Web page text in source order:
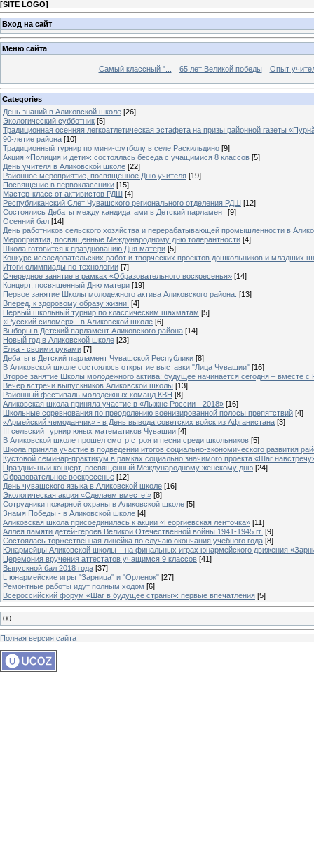
[SITE LOGO]
Вход на сайт
Меню сайта
Самый классный "... 65 лет Великой победы Опыт
Categories
День знаний в Аликовской школе [26]
Экологический субботник [5]
Традиционная осенняя легкоатлетическая эстафета на призы районной газеты
90-летие района [10]
Традиционный турнир по мини-футболу в селе Раскильдино [9]
Акция «Полиция и дети»: состоялась беседа с учащимися 8 классов [5]
День учителя в Аликовской школе [22]
Районное мероприятие, посвященное Дню учителя [19]
Посвящение в первоклассники [15]
Мастер-класс от активистов РДШ [4]
Республиканский Слет Чувашского регионального отделения РДШ [12]
Состоялись Дебаты между кандидатами в Детский парламент [9]
Осенний бал [14]
День работников сельского хозяйства и перерабатывающей промышленности в
Мероприятия, посвященные Международному дню толерантности [4]
Школа готовится к празднованию Дня матери [5]
Конкурс исследовательских работ и творческих проектов дошкольников и младших
Итоги олимпиады по технологии [7]
Очередное занятие в рамках «Образовательного воскресенья» [14]
Концерт, посвященный Дню матери [19]
Первое занятие Школы молодежного актива Аликовского района. [13]
Вперед, к здоровому образу жизни! [4]
Первый школьный турнир по классическим шахматам [5]
«Русский силомер» - в Аликовской школе [6]
Выборы в Детский парламент Аликовского района [14]
Новый год в Аликовской школе [23]
Елка - своими руками [7]
Дебаты в Детский парламент Чувашской Республики [8]
В Аликовской школе состоялось открытие выставки "Лица Чувашии" [16]
Второе занятие Школы молодежного актива: будущее начинается сегодня – вместе
Вечер встречи выпускников Аликовской школы [13]
Районный фестиваль молодежных команд КВН [8]
Аликовская школа приняла участие в «Лыжне России - 2018» [16]
Школьные соревнования по преодолению военизированной полосы препятствий [4]
«Армейский чемоданчик» - в День вывода советских войск из Афганистана [3]
III сельский турнир юных математиков Чувашии [4]
В Аликовской школе прошел смотр строя и песни среди школьников [5]
Школа приняла участие в подведении итогов социально-экономического развития
Кустовой семинар-практикум в рамках социально значимого проекта «Шаг
Праздничный концерт, посвященный Международному женскому дню [24]
Образовательное воскресенье [12]
День чувашского языка в Аликовской школе [16]
Экологическая акция «Сделаем вместе!» [8]
Сотрудники пожарной охраны в Аликовской школе [5]
Знамя Победы - в Аликовской школе [4]
Аликовская школа присоединилась к акции «Георгиевская ленточка» [11]
Аллея памяти детей-героев Великой Отечественной войны 1941-1945 гг. [9]
Cостоялась торжественная линейка по случаю окончания учебного года [8]
Юнармейцы Аликовской школы – на финальных играх юнармейского движения
Церемония вручения аттестатов учащимся 9 классов [41]
Выпускной бал 2018 года [37]
L юнармейские игры "Зарница" и "Орленок" [27]
Ремонтные работы идут полным ходом [6]
Всероссийский форум «Шаг в будущее страны»: первые впечатления [5]
00
Полная версия сайта